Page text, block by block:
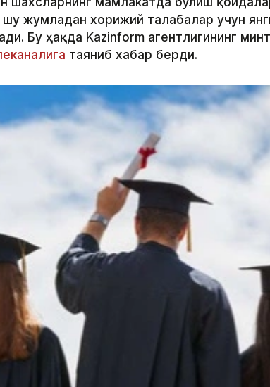
жумладан хорижий талабалар учун
Бу ҳақда Kazinform агентлигининг
таяниб хабар берди.